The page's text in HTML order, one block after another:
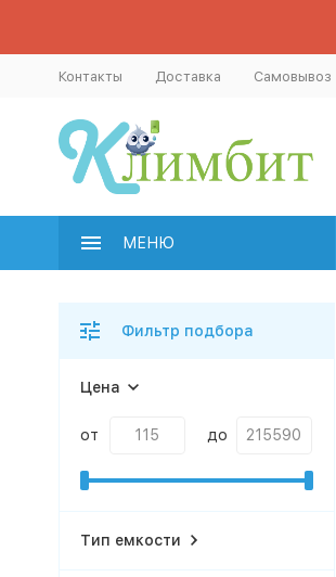
Контакты Доставка Самовывоз
МЕНЮ
Фильтр подбора
Цена
от до
Тип емкости